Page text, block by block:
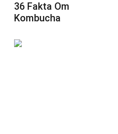
36 Fakta Om
Kombucha